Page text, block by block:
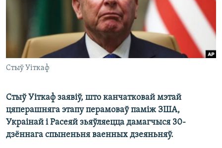
Стыў Уіткаф
Стыў Уіткаф заявіў, што канчатковай мэтай
цяперашняга этапу перамоваў паміж ЗША,
Украінай і Расеяй зьяўляецца дамагчыся 30-
дзённага спыненьня ваенных дзеяньняў.